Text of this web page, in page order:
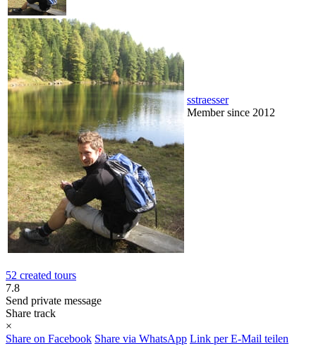
sstraesser
Member since 2012
52 created tours
7.8
Send private message
Share track
×
Share on Facebook Share via WhatsApp Link per E-Mail teilen